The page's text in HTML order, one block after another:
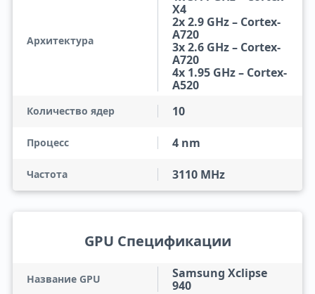
Архитектура
X4
2x 2.9 GHz – Cortex-
A720
3x 2.6 GHz – Cortex-
A720
4x 1.95 GHz – Cortex-
A520
Количество ядер 10
Процесс 4 nm
Частота 3110 MHz
GPU Спецификации
Название GPU
Samsung Xclipse
940